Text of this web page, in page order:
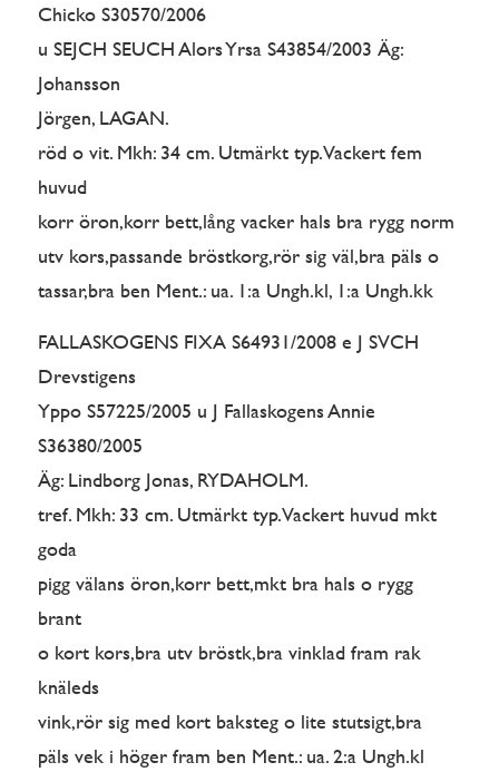
Chicko S30570/2006
u SEJCH SEUCH Alors Yrsa S43854/2003 Äg:
Johansson
Jörgen, LAGAN.
röd o vit. Mkh: 34 cm. Utmärkt typ. Vackert fem
huvud
korr öron,korr bett,lång vacker hals bra rygg norm
utv kors,passande bröstkorg,rör sig väl,bra päls o
tassar,bra ben Ment.: ua. 1:a Ungh.kl, 1:a Ungh.kk
FALLASKOGENS FIXA S64931/2008 e J SVCH
Drevstigens
Yppo S57225/2005 u J Fallaskogens Annie
S36380/2005
Äg: Lindborg Jonas, RYDAHOLM.
tref. Mkh: 33 cm. Utmärkt typ. Vackert huvud mkt
goda
pigg välans öron,korr bett,mkt bra hals o rygg
brant
o kort kors,bra utv bröstk,bra vinklad fram rak
knäleds
vink,rör sig med kort baksteg o lite stutsigt,bra
päls vek i höger fram ben Ment.: ua. 2:a Ungh.kl